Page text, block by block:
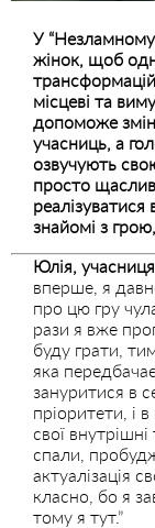
У “Незламному
жінок, щоб
місцеві та
допоможе
учасниць, а
озвучують
просто
знайомі з
Юлія, учасниця
вперше, я
про цю гру
рази я вже
буду грати,
яка
зануритися в
пріоритети, і
свої
спали,
актуалізація
класно, бо я
тому я тут.”